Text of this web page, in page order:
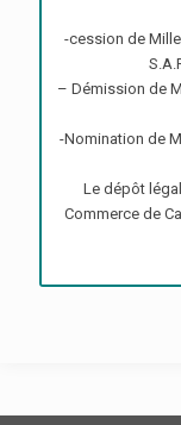
-cession de
– Démission de
-Nomination de
Le dépôt
Commerce de